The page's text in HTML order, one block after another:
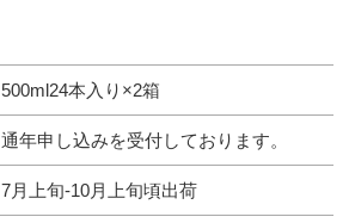
500ml24本入り×2箱
通年申し込みを受付しております。
7月上旬-10月上旬頃出荷